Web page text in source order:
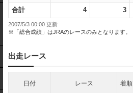
合計 4 3
2007/5/3 00:00 更新
※「総合成績」はJRAのレースのみとなります。
出走レース
日付 レース 着順